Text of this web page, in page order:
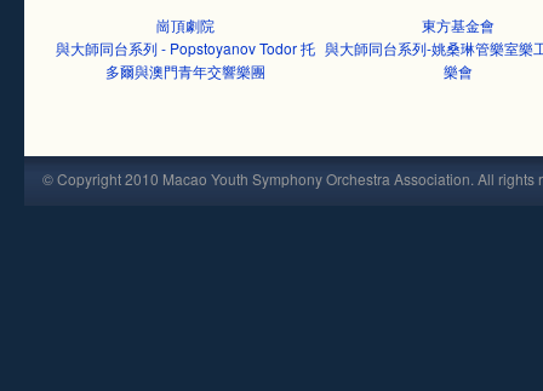
崗頂劇院
與大師同台系列 - Popstoyanov Todor 托
多爾與澳門青年交響樂團
東方基金會
與大師同台系列-姚桑琳管樂室樂
樂會
© Copyright 2010 Macao Youth Symphony Orchestra Association. All rights